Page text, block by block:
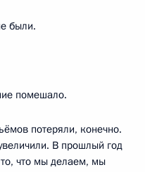
были.
помешало.
потеряли, конечно.
В прошлый год
что мы делаем, мы